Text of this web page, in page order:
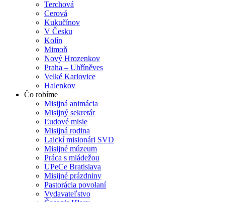
Terchová
Cerová
Kukučínov
V Česku
Kolín
Mimoň
Nový Hrozenkov
Praha – Uhříněves
Velké Karlovice
Halenkov
Čo robíme
Misijná animácia
Misijný sekretár
Ľudové misie
Misijná rodina
Laickí misionári SVD
Misijné múzeum
Práca s mládežou
UPeCe Bratislava
Misijné prázdniny
Pastorácia povolaní
Vydavateľstvo